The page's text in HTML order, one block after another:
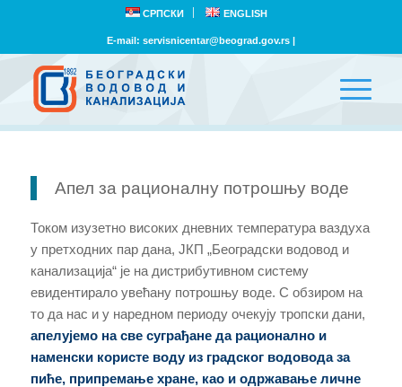
СРПСКИ ENGLISH
E-mail: servisnicentar@beograd.gov.rs|
Апел за рационалну потрошњу воде
Током изузетно високих дневних температура ваздуха
у претходних пар дана, ЈКП „Београдски водовод и
канализација“ је на дистрибутивном систему
евидентирало увећану потрошњу воде. С обзиром на
то да нас и у наредном периоду очекују тропски дани,
апелујемо на све суграђане да рационално и
наменски користе воду из градског водовода за
пиће, припремање хране, као и одржавање личне